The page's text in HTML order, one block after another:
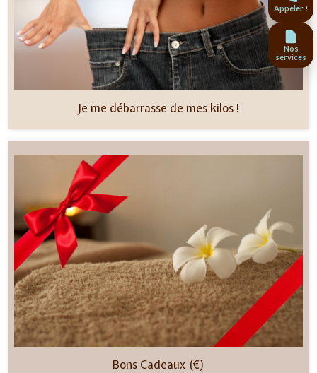
Je me débarrasse de mes kilos !
Bons Cadeaux (€)
Appeler !
Nos
services